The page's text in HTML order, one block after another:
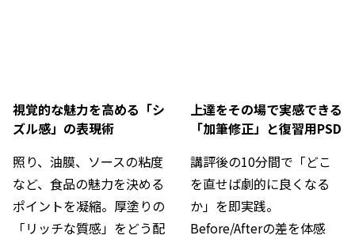
視覚的な魅力を高める「シ
ズル感」の表現術
照り、油膜、ソースの粘度
など、食品の魅力を決める
ポイントを凝縮。厚塗りの
「リッチな質感」をどう配
上達をその場で実感できる
「加筆修正」と復習用PSD
講評後の10分間で「どこ
を直せば劇的に良くなる
か」を即実践。
Before/Afterの差を体感